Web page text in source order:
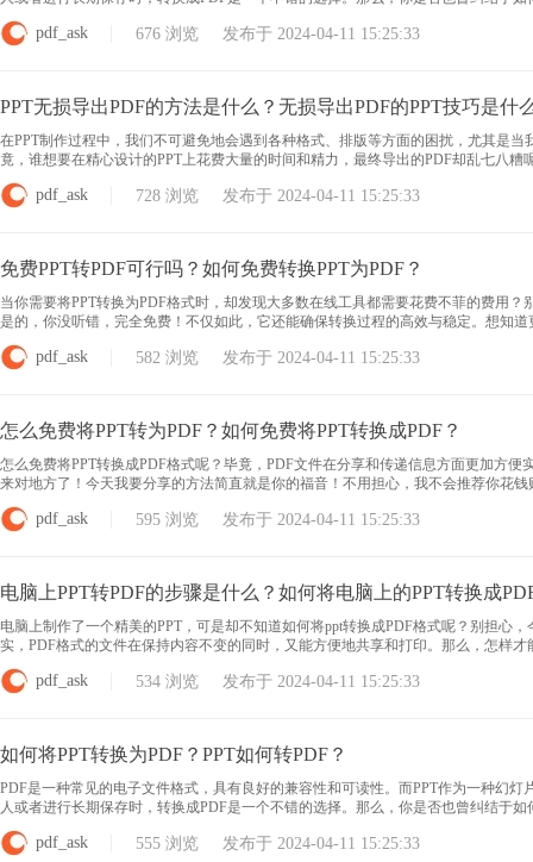
烦恼。无论是演示文稿、会议资料还是教学课件，只需简单几步，就能将PPT变身
pdf_ask 676 浏览 发布于 2024-04-11 15:25:33
PPT无损导出PDF的方法是什么？无损导出PDF的PPT技巧是什
在PPT制作过程中，我们不可避免地会遇到各种格式、排版等方面的困扰，尤其是
竟，谁想要在精心设计的PPT上花费大量的时间和精力，最终导出的PDF却乱七八
下来，我将为大家分享一些简单实用的方法，让你的PPT转PDF过程变得轻松愉快
pdf_ask 728 浏览 发布于 2024-04-11 15:25:33
免费PPT转PDF可行吗？如何免费转换PPT为PDF？
当你需要将PPT转换为PDF格式时，却发现大多数在线工具都需要花费不菲的费用
是的，你没听错，完全免费！不仅如此，它还能确保转换过程的高效与稳定。想知
PDF365产品可以免费将PPT文件转换为PDF格式。这个工具是一款功能强大的PDF
pdf_ask 582 浏览 发布于 2024-04-11 15:25:33
怎么免费将PPT转为PDF？如何免费将PPT转换成PDF？
怎么免费将PPT转换成PDF格式呢？毕竟，PDF文件在分享和传递信息方面更加方
来对地方了！今天我要分享的方法简直就是你的福音！不用担心，我不会推荐你花
简单的步骤，你就能免费将PPT转换成PDF格式！快来跟我一起学习吧！ 免费把
pdf_ask 595 浏览 发布于 2024-04-11 15:25:33
电脑上PPT转PDF的步骤是什么？如何将电脑上的PPT转换成
电脑上制作了一个精美的PPT，可是却不知道如何将ppt转换成PDF格式呢？别担心
实，PDF格式的文件在保持内容不变的同时，又能方便地共享和打印。那么，怎样
的步骤，让你的PPT瞬间焕发新生吧！ 电脑上PPT转换成PDF 只需打开此工具软件
pdf_ask 534 浏览 发布于 2024-04-11 15:25:33
如何将PPT转换为PDF？PPT如何转PDF？
PDF是一种常见的电子文件格式，具有良好的兼容性和可读性。而PPT作为一种幻
人或者进行长期保存时，转换成PDF是一个不错的选择。那么，你是否也曾纠结于
烦恼。无论是演示文稿、会议资料还是教学课件，只需简单几步，就能将PPT变身
pdf_ask 555 浏览 发布于 2024-04-11 15:25:33